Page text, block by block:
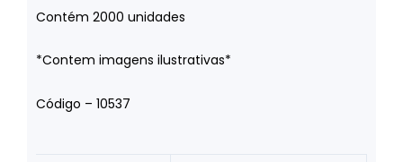
Contém 2000 unidades
*Contem imagens ilustrativas*
Código – 10537